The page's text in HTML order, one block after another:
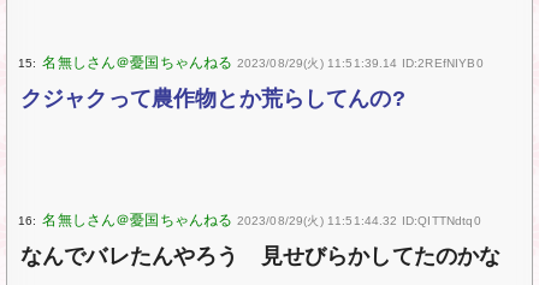
15: 2023/08/29(火) 11:51:39.14 ID:2REfNIYB0
クジャクって農作物とか荒らしてんの?
16: 2023/08/29(火) 11:51:44.32 ID:QITTNdtq0
なんでバレたんやろう 見せびらかしてたのかな